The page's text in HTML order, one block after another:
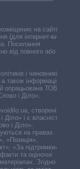
на сайті,
(для інтернет-видань
Посилання
від повного або
і чиновників,
також інформація про
опрацьована ТОВ «ІА
і Діло».
створені ГО
і є власністю
і Діло».
на правах
«Позиція»,
«За підтримки».
та оціночні
Згідно з